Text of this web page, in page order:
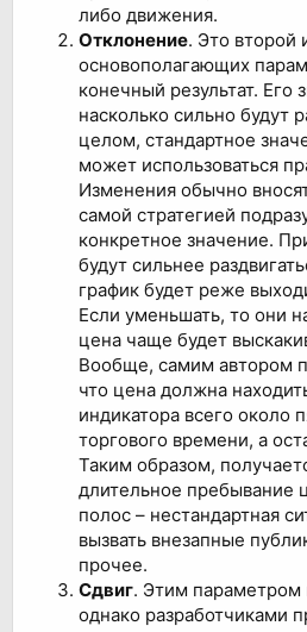
либо движения.
Отклонение. Это второй
основополагающих
конечный результат. Его
насколько сильно будут
целом, стандартное
может использоваться
Изменения обычно
самой стратегией
конкретное значение.
будут сильнее
график будет реже
Если уменьшать, то они
цена чаще будет
Вообще, самим автором
что цена должна
индикатора всего около
торгового времени, а
Таким образом,
длительное пребывание
полос – нестандартная
вызвать внезапные
прочее.
Сдвиг. Этим параметром
однако разработчиками